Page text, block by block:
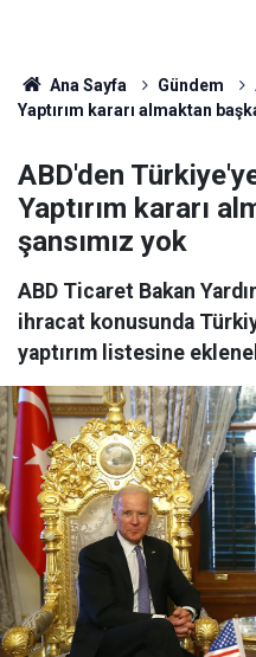
Ana Sayfa Gündem
Yaptırım kararı almaktan
ABD'den
Yaptırım kararı
şansımız yok
ABD Ticaret Bakan
ihracat konusunda
yaptırım listesine